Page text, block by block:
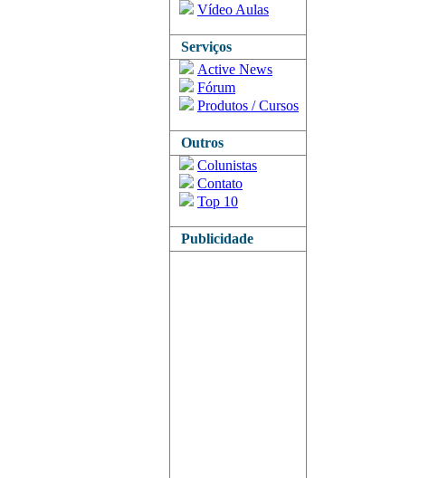
Vídeo Aulas
Serviços
Active News
Fórum
Produtos / Cursos
Outros
Colunistas
Contato
Top 10
Publicidade